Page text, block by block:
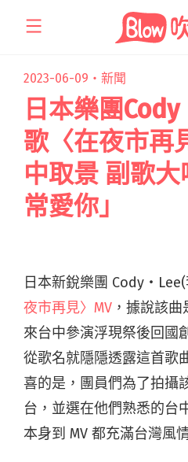
2023-06-09・ 新聞
日本樂團
歌〈在夜市再
中取景 副歌
常愛你」
日本新銳樂團 Cody・
夜市再見〉MV ，據說該
來台中參演浮現祭後回國
從歌名就隱隱透露這首歌
喜的是，團員們為了拍攝
台，並選在他們熟悉的台
本身到 MV 都充滿台灣風